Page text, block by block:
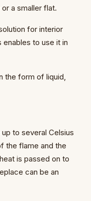
a smaller flat.
for interior
to use it in
the form of liquid,
to several Celsius
the flame and the
is passed on to
can be an